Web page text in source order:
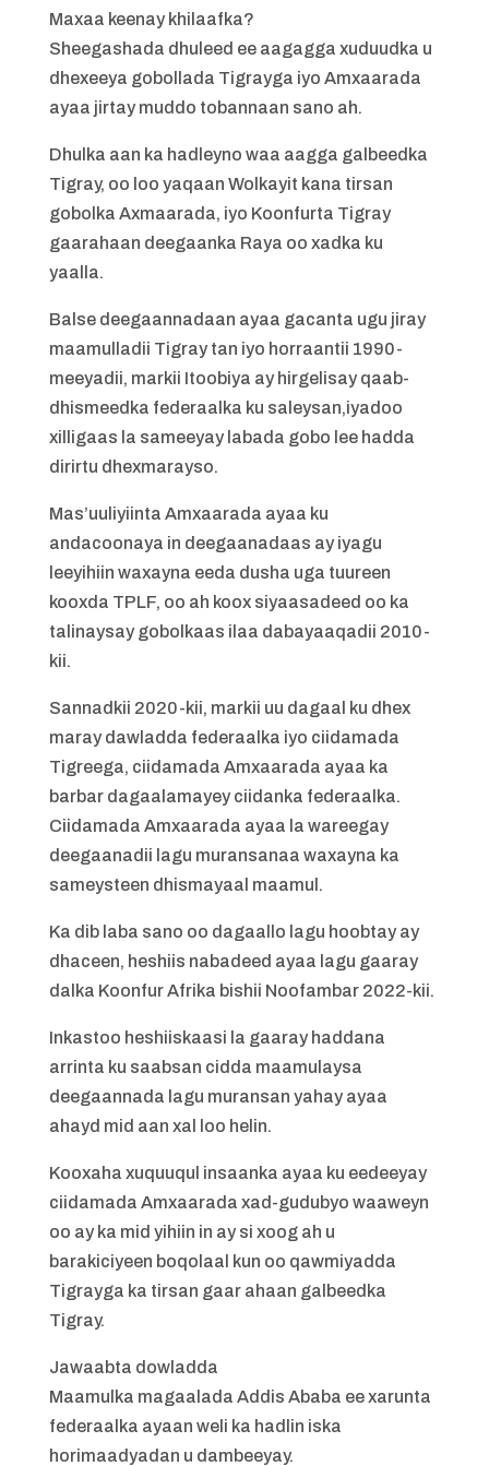
Maxaa keenay khilaafka?
Sheegashada dhuleed ee aagagga xuduudka u
dhexeeya gobollada Tigrayga iyo Amxaarada
ayaa jirtay muddo tobannaan sano ah.
Dhulka aan ka hadleyno waa aagga galbeedka
Tigray, oo loo yaqaan Wolkayit kana tirsan
gobolka Axmaarada, iyo Koonfurta Tigray
gaarahaan deegaanka Raya oo xadka ku
yaalla.
Balse deegaannadaan ayaa gacanta ugu jiray
maamulladii Tigray tan iyo horraantii 1990-
meeyadii, markii Itoobiya ay hirgelisay qaab-
dhismeedka federaalka ku saleysan,iyadoo
xilligaas la sameeyay labada gobo lee hadda
dirirtu dhexmarayso.
Mas’uuliyiinta Amxaarada ayaa ku
andacoonaya in deegaanadaas ay iyagu
leeyihiin waxayna eeda dusha uga tuureen
kooxda TPLF, oo ah koox siyaasadeed oo ka
talinaysay gobolkaas ilaa dabayaaqadii 2010-
kii.
Sannadkii 2020-kii, markii uu dagaal ku dhex
maray dawladda federaalka iyo ciidamada
Tigreega, ciidamada Amxaarada ayaa ka
barbar dagaalamayey ciidanka federaalka.
Ciidamada Amxaarada ayaa la wareegay
deegaanadii lagu muransanaa waxayna ka
sameysteen dhismayaal maamul.
Ka dib laba sano oo dagaallo lagu hoobtay ay
dhaceen, heshiis nabadeed ayaa lagu gaaray
dalka Koonfur Afrika bishii Noofambar 2022-kii.
Inkastoo heshiiskaasi la gaaray haddana
arrinta ku saabsan cidda maamulaysa
deegaannada lagu muransan yahay ayaa
ahayd mid aan xal loo helin.
Kooxaha xuquuqul insaanka ayaa ku eedeeyay
ciidamada Amxaarada xad-gudubyo waaweyn
oo ay ka mid yihiin in ay si xoog ah u
barakiciyeen boqolaal kun oo qawmiyadda
Tigrayga ka tirsan gaar ahaan galbeedka
Tigray.
Jawaabta dowladda
Maamulka magaalada Addis Ababa ee xarunta
federaalka ayaan weli ka hadlin iska
horimaadyadan u dambeeyay.